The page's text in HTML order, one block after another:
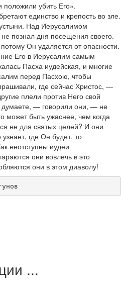
положили убить Его».
единство и крепость во зле.
Над Иерусалимом
познал дня посещения своего.
Он удаляется от опасности.
Его в Иерусалим самым
Пасха иудейская, и многие
перед Пасхою, чтобы
где сейчас Христос, —
плели против Него свой
думаете, — говорили они, — не
может быть ужаснее, чем когда
не для святых целей? И они
где Он будет, то
неотступны иудеи
они вовлечь в это
они в этом диаволу!
...